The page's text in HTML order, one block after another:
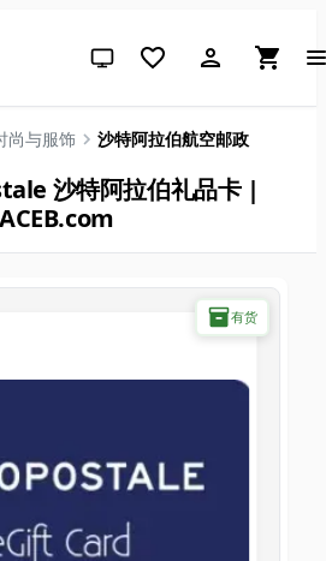
跟随系统（点击切换到浅色）
尚与服饰 沙特阿拉伯航空邮政
沙特阿拉伯礼品卡 |
ACEB.com
有货